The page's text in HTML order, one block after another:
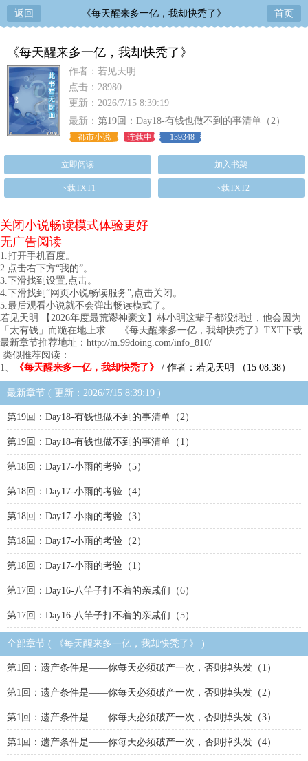
返回 《每天醒来多一亿，我却快秃了》 首页
《每天醒来多一亿，我却快秃了》
作者：若见天明
点击：28980
更新：2026/7/15 8:39:19
最新： 第19回：Day18-有钱也做不到的事清单（2）
都市小说 连载中 139348
立即阅读 加入书架
下载TXT1 下载TXT2
关闭小说畅读模式体验更好
无广告阅读
1.打开手机百度。
2.点击右下方“我的”。
3.下滑找到设置,点击。
4.下滑找到“网页小说畅读服务”,点击关闭。
5.最后观看小说就不会弹出畅读模式了。
若见天明 【2026年度最荒谬神豪文】林小明这辈子都没想过，他会因为
「太有钱」而跪在地上求 ... 《每天醒来多一亿，我却快秃了》TXT下载
最新章节推荐地址：http://m.99doing.com/info_810/
类似推荐阅读：
1、
《每天醒来多一亿，我却快秃了》 / 作者：若见天明 （15 08:38）
最新章节 ( 更新：2026/7/15 8:39:19 )
第19回：Day18-有钱也做不到的事清单（2）
第19回：Day18-有钱也做不到的事清单（1）
第18回：Day17-小雨的考验（5）
第18回：Day17-小雨的考验（4）
第18回：Day17-小雨的考验（3）
第18回：Day17-小雨的考验（2）
第18回：Day17-小雨的考验（1）
第17回：Day16-八竿子打不着的亲戚们（6）
第17回：Day16-八竿子打不着的亲戚们（5）
全部章节 ( 《每天醒来多一亿，我却快秃了》 )
第1回：遗产条件是——你每天必须破产一次，否则掉头发（1）
第1回：遗产条件是——你每天必须破产一次，否则掉头发（2）
第1回：遗产条件是——你每天必须破产一次，否则掉头发（3）
第1回：遗产条件是——你每天必须破产一次，否则掉头发（4）